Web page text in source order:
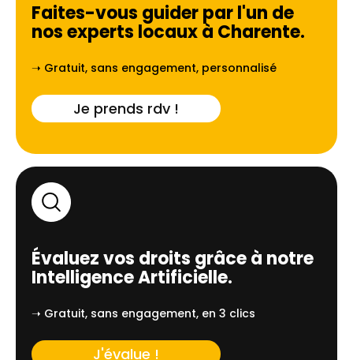
Faites-vous guider par l'un de
nos experts locaux à Charente.
➝ Gratuit, sans engagement, personnalisé
Je prends rdv !
Évaluez vos droits grâce à notre
Intelligence Artificielle.
➝ Gratuit, sans engagement, en 3 clics
J'évalue !